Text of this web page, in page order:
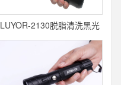
LUYOR-2130脱脂清洗黑光
灯